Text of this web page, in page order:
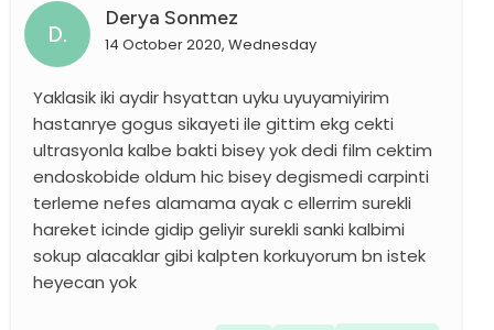
D.
Derya Sonmez
14 October 2020, Wednesday
Yaklasik iki aydir hsyattan uyku uyuyamiyirim
hastanrye gogus sikayeti ile gittim ekg cekti
ultrasyonla kalbe bakti bisey yok dedi film cektim
endoskobide oldum hic bisey degismedi carpinti
terleme nefes alamama ayak c ellerrim surekli
hareket icinde gidip geliyir surekli sanki kalbimi
sokup alacaklar gibi kalpten korkuyorum bn istek
heyecan yok